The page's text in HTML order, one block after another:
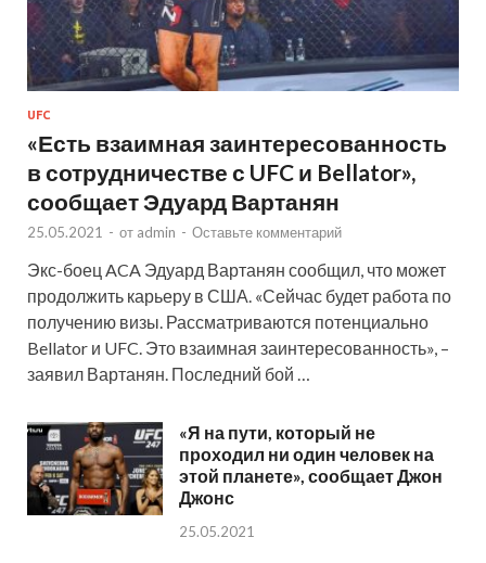
UFC
«Есть взаимная заинтересованность
в сотрудничестве с UFC и Bellator»,
сообщает Эдуард Вартанян
25.05.2021 - от admin - Оставьте комментарий
Экс-боец ACA Эдуард Вартанян сообщил, что может
продолжить карьеру в США. «Сейчас будет работа по
получению визы. Рассматриваются потенциально
Bellator и UFC. Это взаимная заинтересованность», –
заявил Вартанян. Последний бой …
«Я на пути, который не
проходил ни один человек на
этой планете», сообщает Джон
Джонс
25.05.2021